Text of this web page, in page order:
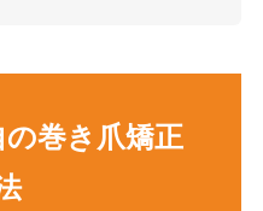
巻き爪矯正